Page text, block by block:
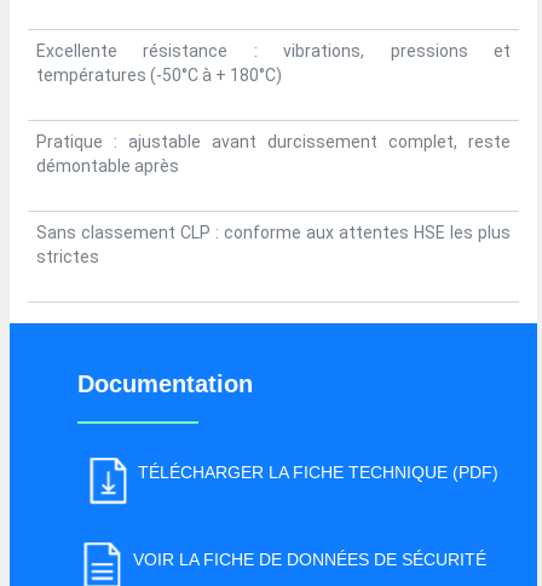
Excellente résistance : vibrations, pressions et
températures (-50°C à + 180°C)
Pratique : ajustable avant durcissement complet, reste
démontable après
Sans classement CLP : conforme aux attentes HSE les plus
strictes
Documentation
TÉLÉCHARGER LA FICHE TECHNIQUE (PDF)
VOIR LA FICHE DE DONNÉES DE SÉCURITÉ